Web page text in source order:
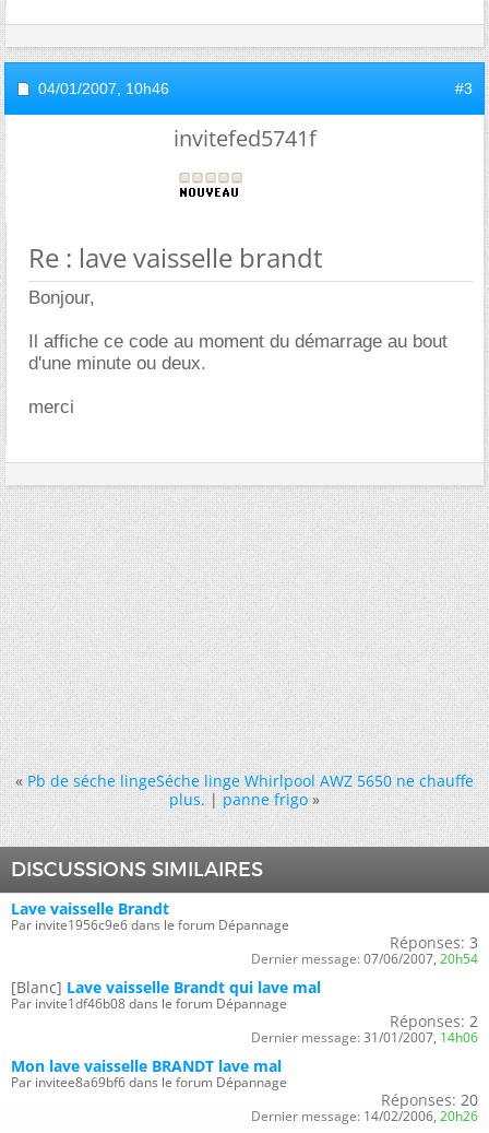
04/01/2007, 10h46 #3
invitefed5741f
Re : lave vaisselle brandt
Bonjour,
Il affiche ce code au moment du démarrage au bout
d'une minute ou deux.
merci
« Pb de séche lingeSéche linge Whirlpool AWZ 5650 ne chauffe
plus.|panne frigo »
DISCUSSIONS SIMILAIRES
Lave vaisselle Brandt
Par invite1956c9e6 dans le forum Dépannage
Réponses: 3
Dernier message: 07/06/2007, 20h54
[Blanc] Lave vaisselle Brandt qui lave mal
Par invite1df46b08 dans le forum Dépannage
Réponses: 2
Dernier message: 31/01/2007, 14h06
Mon lave vaisselle BRANDT lave mal
Par invitee8a69bf6 dans le forum Dépannage
Réponses: 20
Dernier message: 14/02/2006, 20h26